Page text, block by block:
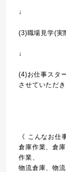
↓
(3)職場見学(実
↓
(4)お仕事スタ
させていただ
《 こんなお仕
倉庫作業、倉
作業、
物流倉庫、物